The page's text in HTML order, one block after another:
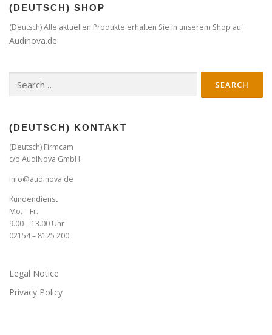
(DEUTSCH) SHOP
(Deutsch) Alle aktuellen Produkte erhalten Sie in unserem Shop auf
Audinova.de
for:
(DEUTSCH) KONTAKT
(Deutsch) Firmcam
c/o AudiNova GmbH
info@audinova.de
Kundendienst
Mo. – Fr.
9.00 – 13.00 Uhr
02154 – 8125 200
Legal Notice
Privacy Policy